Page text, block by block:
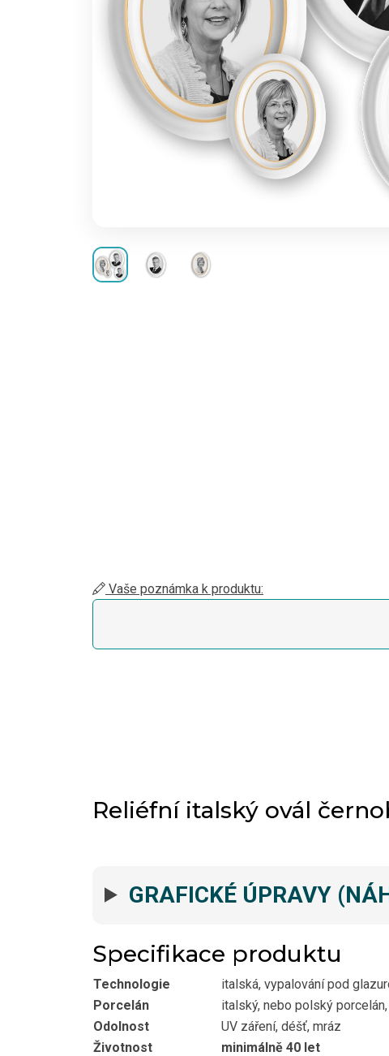
Vaše poznámka k produktu:
Reliéfní italský ovál
GRAFICKÉ ÚPRAVY
Specifikace produktu
Technologie
italská, vypalování pod
Porcelán
italský, nebo polský
Odolnost
UV záření, déšť, mráz
Životnost
minimálně 40 let